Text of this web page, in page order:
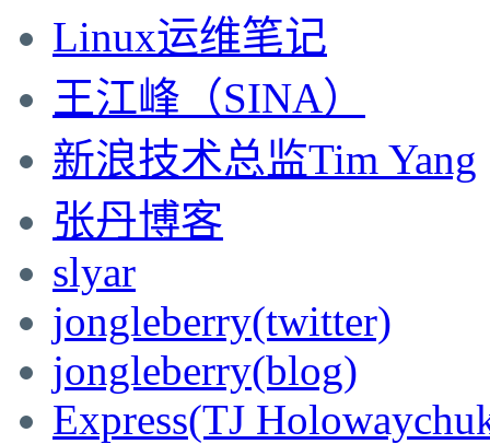
Linux运维笔记
王江峰（SINA）
新浪技术总监Tim Yang
张丹博客
slyar
jongleberry(twitter)
jongleberry(blog)
Express(TJ